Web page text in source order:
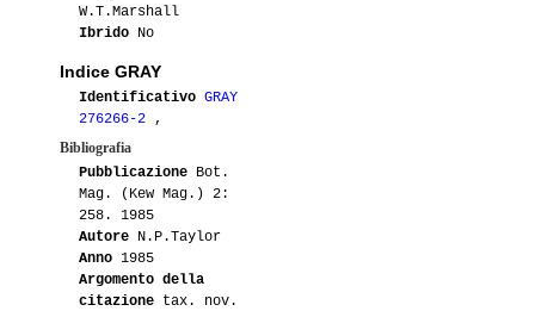
W.T.Marshall
Ibrido No
Indice GRAY
Identificativo GRAY
276266-2 ,
Bibliografia
Pubblicazione Bot.
Mag. (Kew Mag.) 2:
258. 1985
Autore N.P.Taylor
Anno 1985
Argomento della
citazione tax. nov.